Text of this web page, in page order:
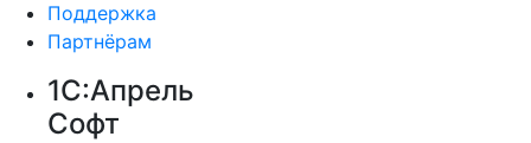
Поддержка
Партнёрам
1С:Апрель
Софт